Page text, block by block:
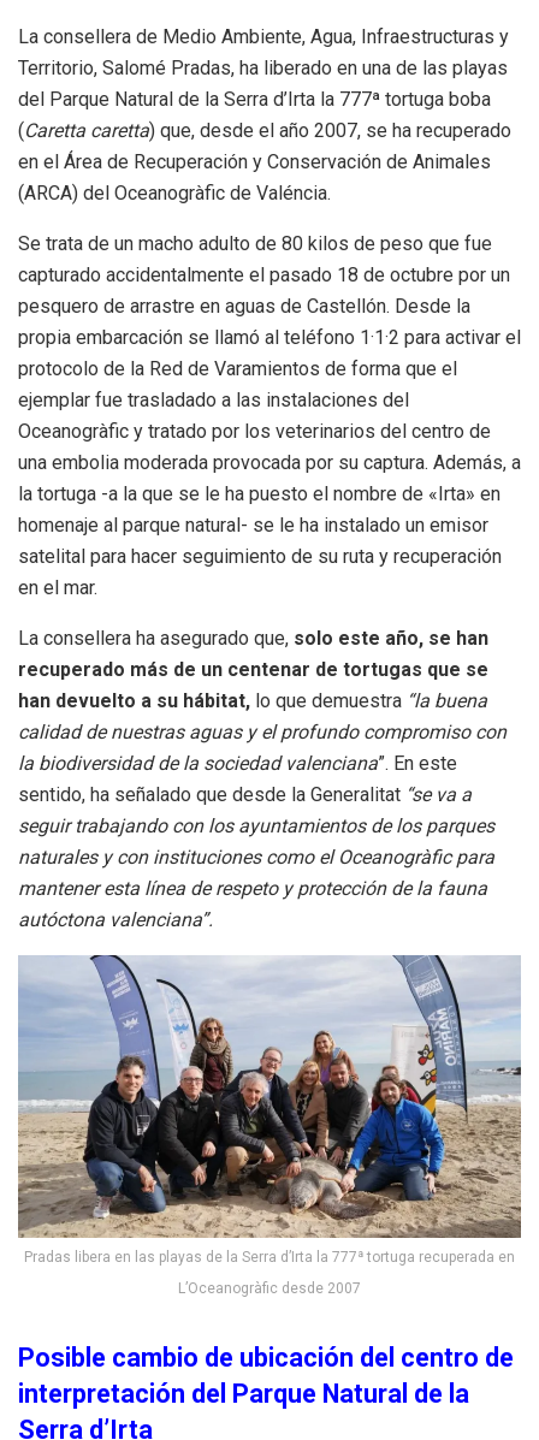
La consellera de Medio Ambiente, Agua, Infraestructuras y
Territorio, Salomé Pradas, ha liberado en una de las playas
del Parque Natural de la Serra d’Irta la 777ª tortuga boba
(Caretta caretta) que, desde el año 2007, se ha recuperado
en el Área de Recuperación y Conservación de Animales
(ARCA) del Oceanogràfic de Valéncia.
Se trata de un macho adulto de 80 kilos de peso que fue
capturado accidentalmente el pasado 18 de octubre por un
pesquero de arrastre en aguas de Castellón. Desde la
propia embarcación se llamó al teléfono 1·1·2 para activar el
protocolo de la Red de Varamientos de forma que el
ejemplar fue trasladado a las instalaciones del
Oceanogràfic y tratado por los veterinarios del centro de
una embolia moderada provocada por su captura. Además, a
la tortuga -a la que se le ha puesto el nombre de «Irta» en
homenaje al parque natural- se le ha instalado un emisor
satelital para hacer seguimiento de su ruta y recuperación
en el mar.
La consellera ha asegurado que, solo este año, se han
recuperado más de un centenar de tortugas que se
han devuelto a su hábitat, lo que demuestra “la buena
calidad de nuestras aguas y el profundo compromiso con
la biodiversidad de la sociedad valenciana”. En este
sentido, ha señalado que desde la Generalitat “se va a
seguir trabajando con los ayuntamientos de los parques
naturales y con instituciones como el Oceanogràfic para
mantener esta línea de respeto y protección de la fauna
autóctona valenciana”.
Pradas libera en las playas de la Serra d’Irta la 777ª tortuga recuperada en
L’Oceanogràfic desde 2007
Posible cambio de ubicación del centro de
interpretación del Parque Natural de la
Serra d’Irta